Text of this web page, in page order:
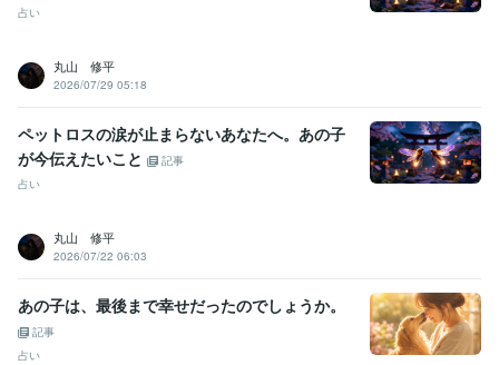
占い
丸山 修平
2026/07/29 05:18
ペットロスの涙が止まらないあなたへ。あの子
が今伝えたいこと
記事
占い
丸山 修平
2026/07/22 06:03
あの子は、最後まで幸せだったのでしょうか。
記事
占い